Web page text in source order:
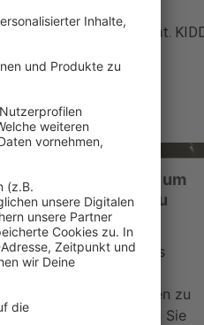
steht. "Alright" feat.
Ihre Zustimmung, um
Video-Service zu
laden!
einen Service eines
um Videoinhalte
Service kann Daten zu
sammeln. Bitte lesen Sie